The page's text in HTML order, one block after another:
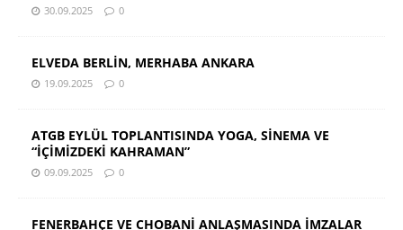
30.09.2025 0
ELVEDA BERLİN, MERHABA ANKARA
19.09.2025 0
ATGB EYLÜL TOPLANTISINDA YOGA, SİNEMA VE
“İÇİMİZDEKİ KAHRAMAN”
09.09.2025 0
FENERBAHÇE VE CHOBANİ ANLAŞMASINDA İMZALAR